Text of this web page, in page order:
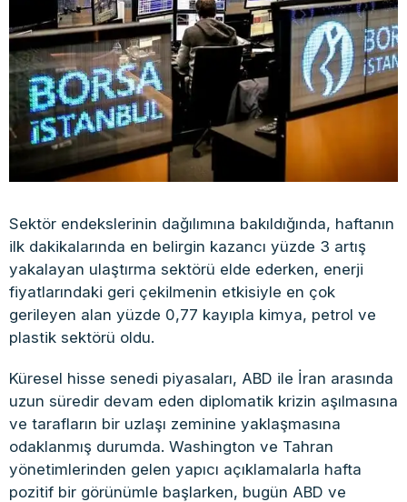
Sektör endekslerinin dağılımına bakıldığında, haftanın
ilk dakikalarında en belirgin kazancı yüzde 3 artış
yakalayan ulaştırma sektörü elde ederken, enerji
fiyatlarındaki geri çekilmenin etkisiyle en çok
gerileyen alan yüzde 0,77 kayıpla kimya, petrol ve
plastik sektörü oldu.
Küresel hisse senedi piyasaları, ABD ile İran arasında
uzun süredir devam eden diplomatik krizin aşılmasına
ve tarafların bir uzlaşı zeminine yaklaşmasına
odaklanmış durumda. Washington ve Tahran
yönetimlerinden gelen yapıcı açıklamalarla hafta
pozitif bir görünümle başlarken, bugün ABD ve